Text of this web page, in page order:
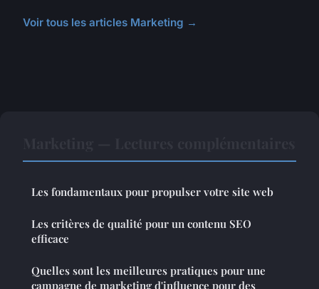
Voir tous les articles Marketing →
Les fondamentaux pour propulser votre site web
Les critères de qualité pour un contenu SEO
efficace
Quelles sont les meilleures pratiques pour une
campagne de marketing d'influence pour des